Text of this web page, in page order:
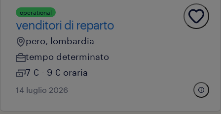
operational
venditori di reparto
pero, lombardia
tempo determinato
7 € - 9 € oraria
14 luglio 2026